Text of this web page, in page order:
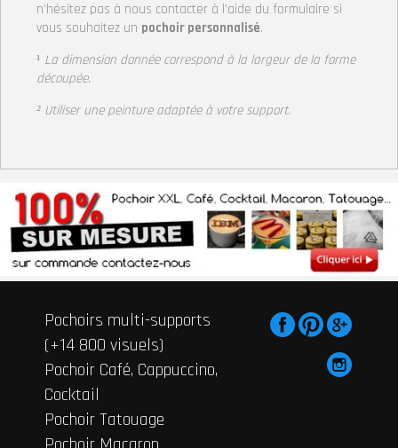
n’hésitez pas à nous contacter à l’aide du formulaire si
vous souhaitez un pochoir personnalisé.
¹ La dimension donnée correspond à la largeur de la forme
découpée.
² Utiliser une peinture adaptée à votre support.
Pochoirs multi-supports
(+14 800 visuels)
Pochoir Café, Cappuccino,
Cocktail
Pochoir Tatouage